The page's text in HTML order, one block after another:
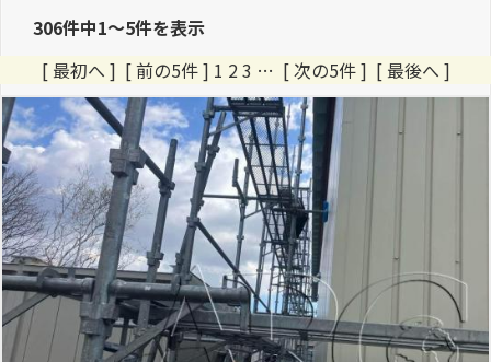
306件中1～5件を表示
[ 最初へ ] [ 前の5件 ] 1 2 3 … [ 次の5件 ] [ 最後へ ]